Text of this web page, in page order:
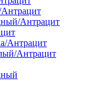
Антрацит
Антрацит
Антрацит